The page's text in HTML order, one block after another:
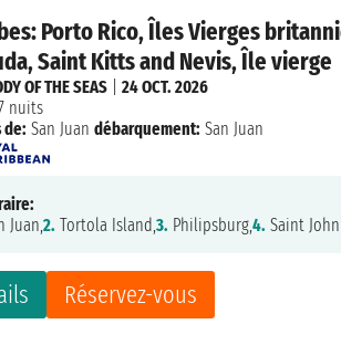
Porto Rico, Îles Vierges
Saint Kitts and Nevis, Île vierge
Réservez-vous
OF THE SEAS |24 OCT. 2026
nuits
de: San Juan débarquement: San Juan
Juan,2. Tortola Island,3. Philipsburg,4. Saint